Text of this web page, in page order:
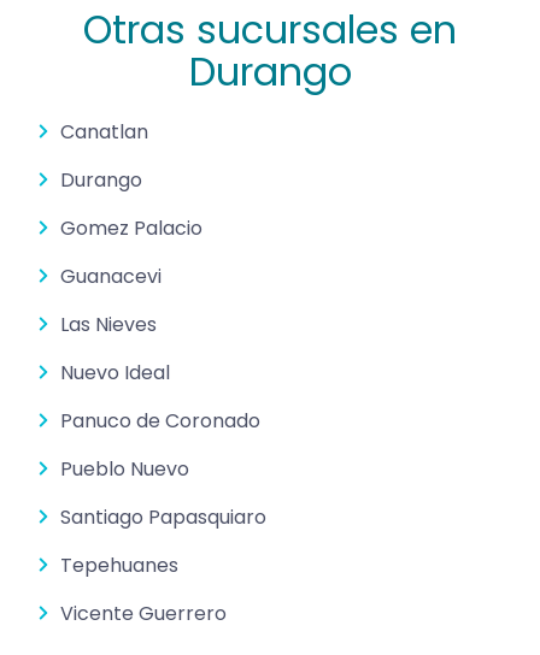
Otras sucursales en
Durango
Canatlan
Durango
Gomez Palacio
Guanacevi
Las Nieves
Nuevo Ideal
Panuco de Coronado
Pueblo Nuevo
Santiago Papasquiaro
Tepehuanes
Vicente Guerrero